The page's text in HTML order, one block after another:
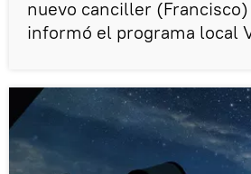
nuevo canciller
informó el programa local